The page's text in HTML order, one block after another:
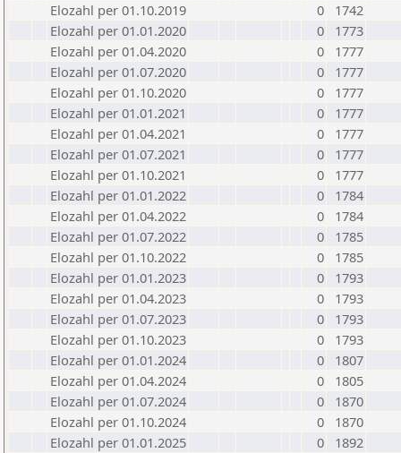
Elozahl per 01.10.2019
0
1742
Elozahl per 01.01.2020
0
1773
Elozahl per 01.04.2020
0
1777
Elozahl per 01.07.2020
0
1777
Elozahl per 01.10.2020
0
1777
Elozahl per 01.01.2021
0
1777
Elozahl per 01.04.2021
0
1777
Elozahl per 01.07.2021
0
1777
Elozahl per 01.10.2021
0
1777
Elozahl per 01.01.2022
0
1784
Elozahl per 01.04.2022
0
1784
Elozahl per 01.07.2022
0
1785
Elozahl per 01.10.2022
0
1785
Elozahl per 01.01.2023
0
1793
Elozahl per 01.04.2023
0
1793
Elozahl per 01.07.2023
0
1793
Elozahl per 01.10.2023
0
1793
Elozahl per 01.01.2024
0
1807
Elozahl per 01.04.2024
0
1805
Elozahl per 01.07.2024
0
1870
Elozahl per 01.10.2024
0
1870
Elozahl per 01.01.2025
0
1892